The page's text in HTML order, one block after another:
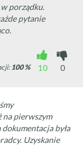
porządku.
pytanie
10
0
100 %
na pierwszym
była
Uzyskanie